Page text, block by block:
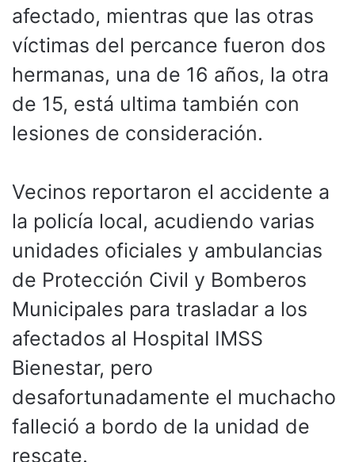
afectado, mientras que las otras
víctimas del percance fueron dos
hermanas, una de 16 años, la otra
de 15, está ultima también con
lesiones de consideración.
Vecinos reportaron el accidente a
la policía local, acudiendo varias
unidades oficiales y ambulancias
de Protección Civil y Bomberos
Municipales para trasladar a los
afectados al Hospital IMSS
Bienestar, pero
desafortunadamente el muchacho
falleció a bordo de la unidad de
rescate.